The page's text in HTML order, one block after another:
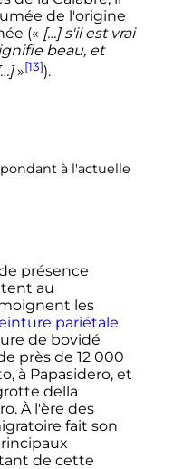
de l'origine
(« […] s'il est vrai
beau, et
»[13]).
à l'actuelle
présence
au
les
pariétale
de bovidé
près de 12 000
à Papasidero, et
della
À l'ère des
fait son
de cette